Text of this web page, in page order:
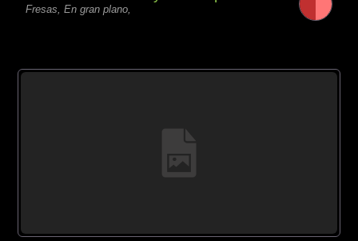
Fresas, En gran plano,